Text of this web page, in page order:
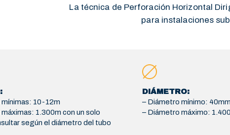
La técnica de Perforación Horizontal
para instalaciones
10-12m
1.300m con un solo
según el diámetro del tubo
DIÁMETRO:
– Diámetro mínimo: 40mm
– Diámetro máximo: